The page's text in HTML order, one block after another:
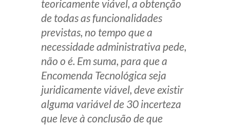
teoricamente viável, a obtenção
de todas as funcionalidades
previstas, no tempo que a
necessidade administrativa pede,
não o é. Em suma, para que a
Encomenda Tecnológica seja
juridicamente viável, deve existir
alguma variável de 30 incerteza
que leve à conclusão de que